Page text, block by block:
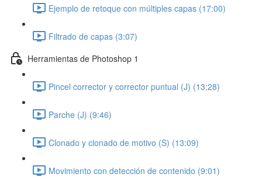
Ejemplo de retoque con múltiples capas (17:00)
Filtrado de capas (3:07)
Herramientas de Photoshop 1
Pincel corrector y corrector puntual (J) (13:28)
Parche (J) (9:46)
Clonado y clonado de motivo (S) (13:09)
Movimiento con detección de contenido (9:01)